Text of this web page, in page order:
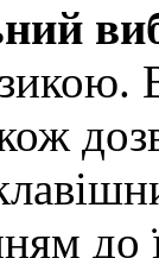
до